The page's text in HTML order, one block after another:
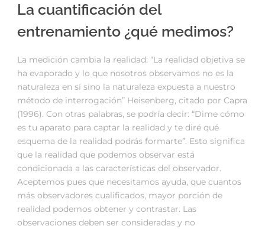
La cuantificación del
entrenamiento ¿qué medimos?
La medición cambia la realidad: “La realidad objetiva se
ha evaporado y lo que nosotros observamos no es la
naturaleza en sí sino la naturaleza expuesta a nuestro
método de interrogación” Heisenberg, citado por Capra
(1996). Con otras palabras, se podría decir: “Dime cómo
es tu aparato para captar la realidad y te diré qué
esquema de la realidad podrás formarte”. Esto significa
que la realidad que podemos observar está
condicionada a las características del observador.
Aceptemos pues que necesitamos ayuda, que cuantos
más observadores cualificados, mayor porción de
realidad podemos obtener y contrastar. Las
observaciones deben ser consideradas y no